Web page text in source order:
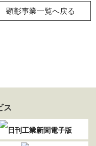
顕彰事業一覧へ戻る
ス